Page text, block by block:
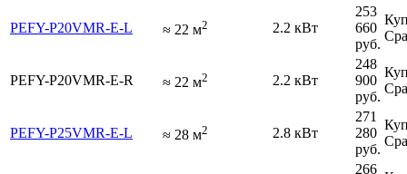
PEFY-P20VMR-E-L ≈ 22 м2 2.2 кВт
253
660
руб.
PEFY-P20VMR-E-R ≈ 22 м2 2.2 кВт
248
900
руб.
PEFY-P25VMR-E-L ≈ 28 м2 2.8 кВт
271
280
руб.
266